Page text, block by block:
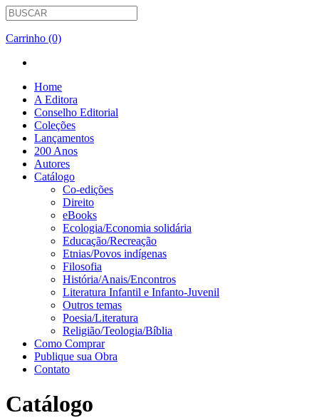
Carrinho (0)
Home
A Editora
Conselho Editorial
Coleções
Lançamentos
200 Anos
Autores
Catálogo
Co-edições
Direito
eBooks
Ecologia/Economia solidária
Educação/Recreação
Etnias/Povos indígenas
Filosofia
História/Anais/Encontros
Literatura Infantil e Infanto-Juvenil
Outros temas
Poesia/Literatura
Religião/Teologia/Bíblia
Como Comprar
Publique sua Obra
Contato
Catálogo